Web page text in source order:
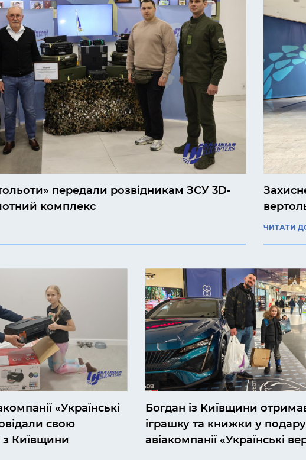
передали розвідникам ЗСУ 3D-
комплекс
ЧИТАТИ
«Українські
свою
з Київщини
Богдан із Київщини
іграшку та книжки у
авіакомпанії «Українські